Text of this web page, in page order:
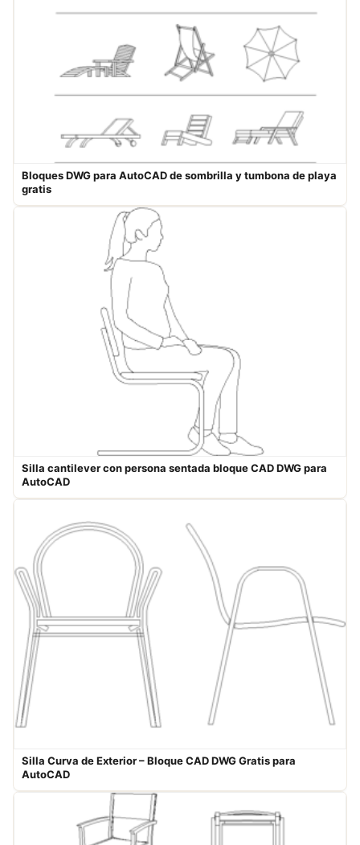
Bloques DWG para AutoCAD de sombrilla y tumbona de playa
gratis
Silla cantilever con persona sentada bloque CAD DWG para
AutoCAD
Silla Curva de Exterior – Bloque CAD DWG Gratis para
AutoCAD